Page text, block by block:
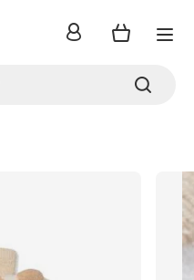
inloggen